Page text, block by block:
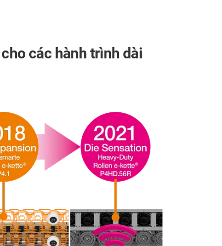
các hành trình dài